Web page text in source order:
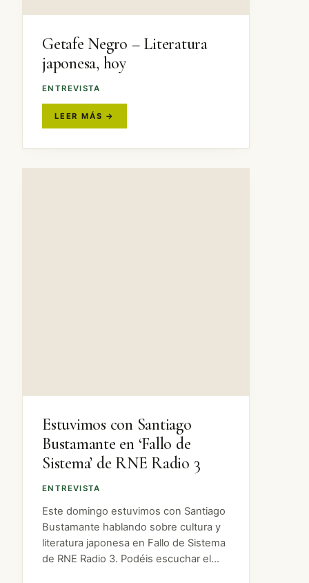
ENTREVISTA
Getafe Negro – Literatura
japonesa, hoy
ENTREVISTA
Estuvimos con Santiago
Bustamante en ‘Fallo de
Sistema’ de RNE Radio 3
Este domingo estuvimos con Santiago
Bustamante hablando sobre cultura y
literatura japonesa en Fallo de Sistema
de RNE Radio 3. Podéis escuchar el